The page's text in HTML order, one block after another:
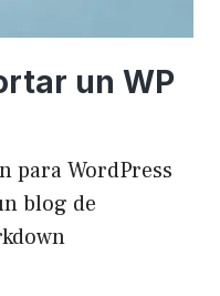
un WP
para WordPress
blog de